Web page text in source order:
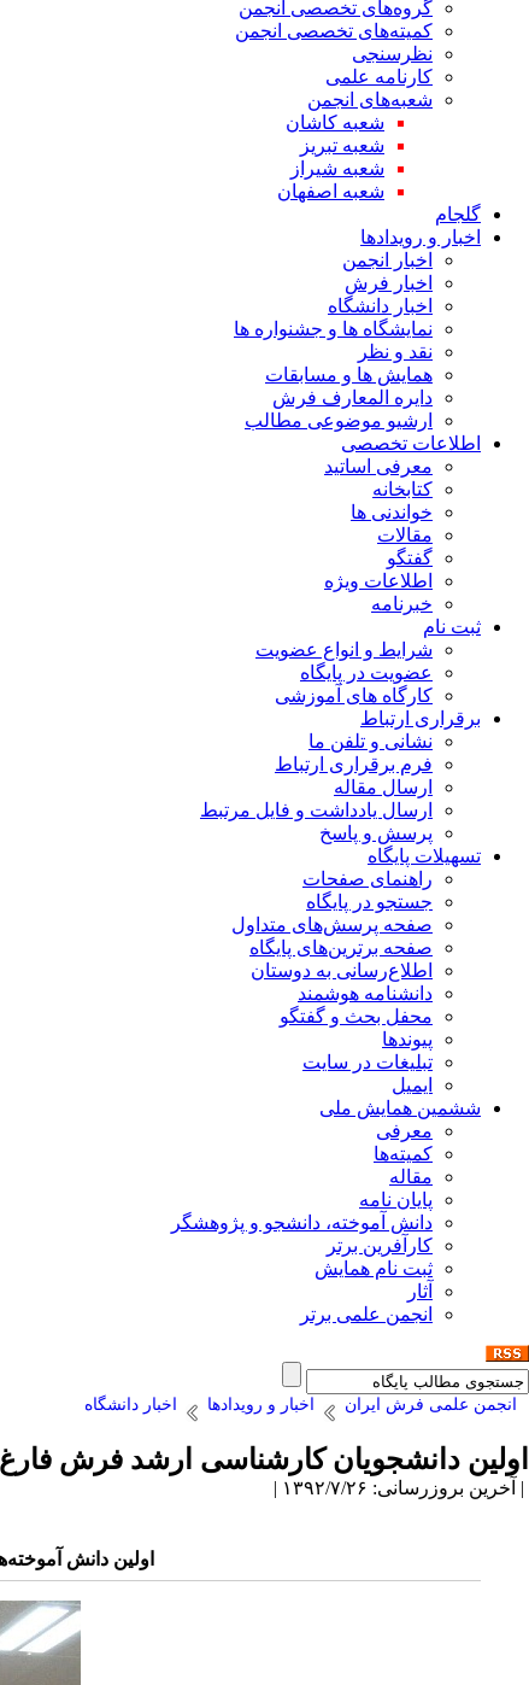
گروه‌های تخصصی انجمن
کمیته‌های تخصصی انجمن
نظرسنجی
کارنامه علمی
شعبه‌های انجمن
شعبه کاشان
شعبه تبریز
شعبه شیراز
شعبه اصفهان
گلجام
اخبار و رویدادها
اخبار انجمن
اخبار فرش
اخبار دانشگاه
نمایشگاه ها و جشنواره ها
نقد و نظر
همایش ها و مسابقات
دایره المعارف فرش
ارشیو موضوعی مطالب
اطلاعات تخصصی
معرفی اساتید
کتابخانه
خواندنی ها
مقالات
گفتگو
اطلاعات ویژه
خبرنامه
ثبت نام
شرایط و انواع عضویت
عضویت در پایگاه
کارگاه های آموزشی
برقراری ارتباط
نشانی و تلفن ما
فرم برقراری ارتباط
ارسال مقاله
ارسال یادداشت و فایل مرتبط
پرسش و پاسخ
تسهیلات پایگاه
راهنمای صفحات
جستجو در پایگاه
صفحه پرسش‌های متداول
صفحه برترین‌های پایگاه
اطلاع‌رسانی به دوستان
دانشنامه هوشمند
محفل بحث و گفتگو
پیوندها
تبلیغات در سایت
ایمیل
ششمین همایش ملی
معرفی
کمیته‌ها
مقاله
پایان نامه
دانش آموخته، دانشجو و پژوهشگر
کارآفرین برتر
ثبت نام همایش
آثار
انجمن علمی برتر
انجمن علمی فرش ایران اخبار و رویدادها اخبار دانشگاه
اولین دانشجویان کارشناسی ارشد فرش
| آخرین بروزرسانی: ۱۳۹۲/۷/۲۶ |
اولین دانش